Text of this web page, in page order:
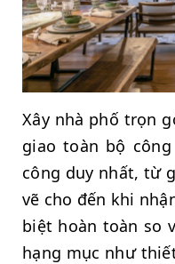
Xây nhà phố trọn
giao toàn bộ
công duy nhất, từ
vẽ cho đến khi
biệt hoàn toàn so
hạng mục như